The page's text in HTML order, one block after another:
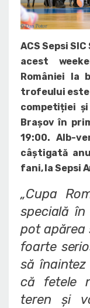
ACS Sepsi
acest
României la
trofeului este
competiției
Brașov în
19:00. Alb-
câștigată
fani, la Sepsi
„Cupa
specială
pot apărea
foarte
să
că fetele
teren și